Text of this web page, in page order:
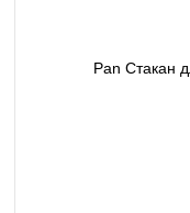
Pan Стакан